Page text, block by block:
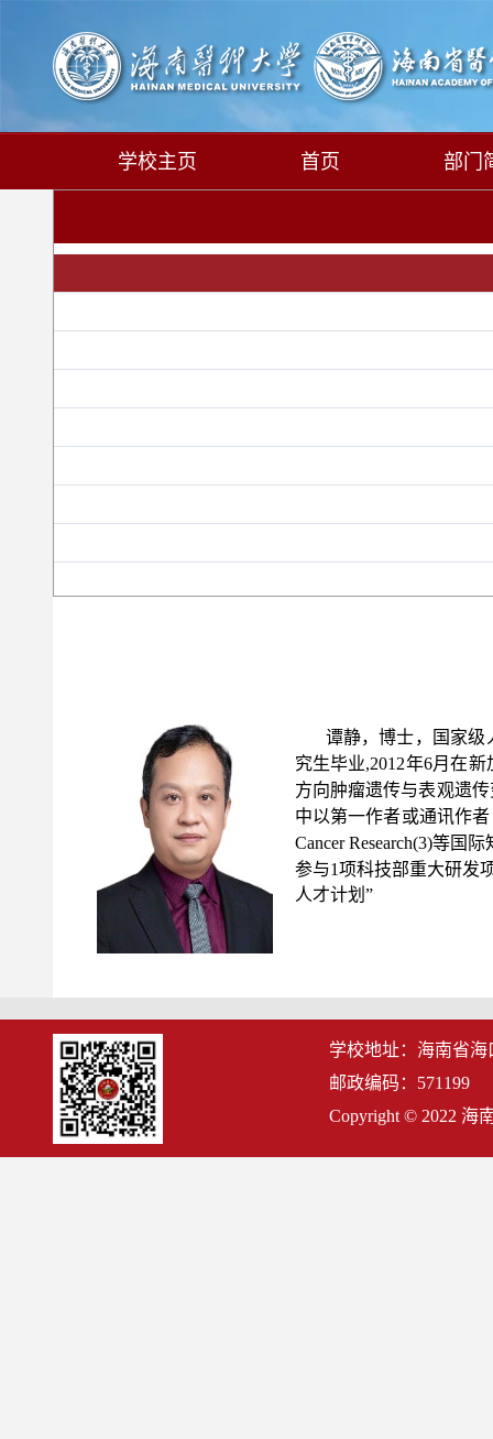
学校主页 首页 部门
谭静，博士，国家级
究生毕业,2012年6月在
方向肿瘤遗传与表观遗
中以第一作者或通讯作者
Cancer Research(3)等国
参与1项科技部重大研发
人才计划”
学校地址：海南省
邮政编码：571199
Copyright © 2022 海